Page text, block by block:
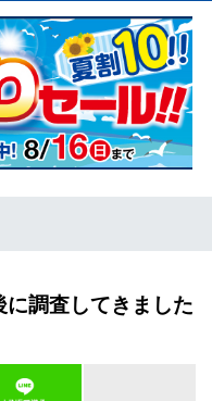
に調査してきました